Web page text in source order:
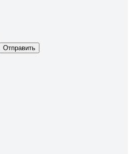
Отправить